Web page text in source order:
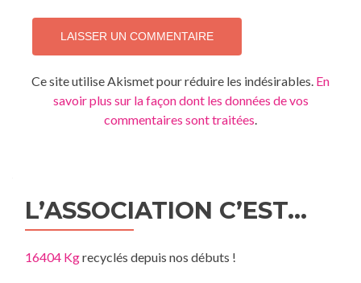
Ce site utilise Akismet pour réduire les indésirables. En
savoir plus sur la façon dont les données de vos
commentaires sont traitées.
L’ASSOCIATION C’EST…
16404 Kgrecyclés depuis nos débuts !